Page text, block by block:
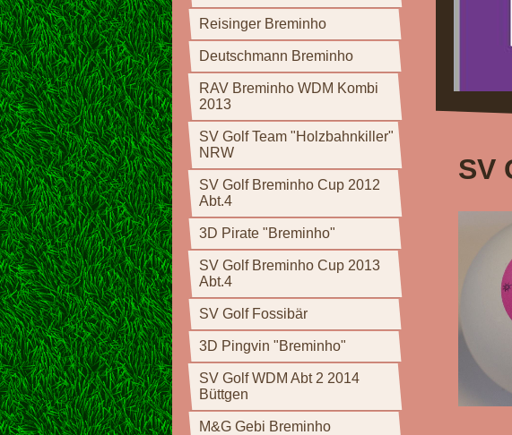
SV
Reisinger Breminho
Deutschmann Breminho
RAV Breminho WDM Kombi
2013
SV Golf Team "Holzbahnkiller"
NRW
SV Golf Breminho Cup 2012
Abt.4
3D Pirate "Breminho"
SV Golf Breminho Cup 2013
Abt.4
SV Golf Fossibär
3D Pingvin "Breminho"
SV Golf WDM Abt 2 2014
Büttgen
M&G Gebi Breminho